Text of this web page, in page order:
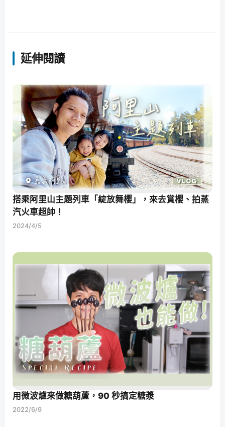
延伸閱讀
搭乘阿里山主題列車「綻放舞櫻」，來去賞櫻、拍蒸
汽火車超帥！
2024/4/5
用微波爐來做糖葫蘆，90 秒搞定糖漿
2022/6/9